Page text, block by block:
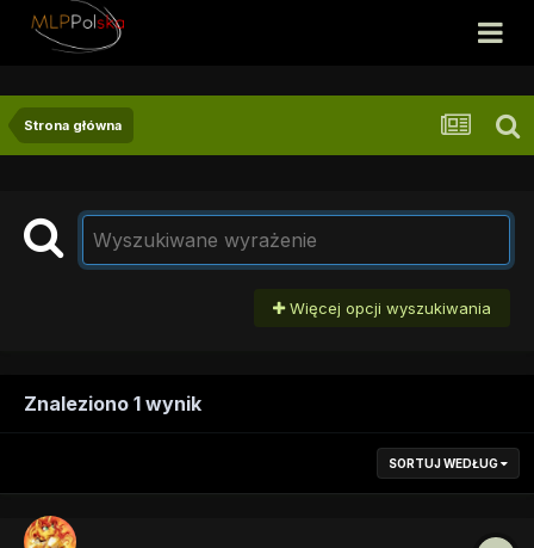
Strona główna
Więcej opcji wyszukiwania
Znaleziono 1 wynik
SORTUJ WEDŁUG